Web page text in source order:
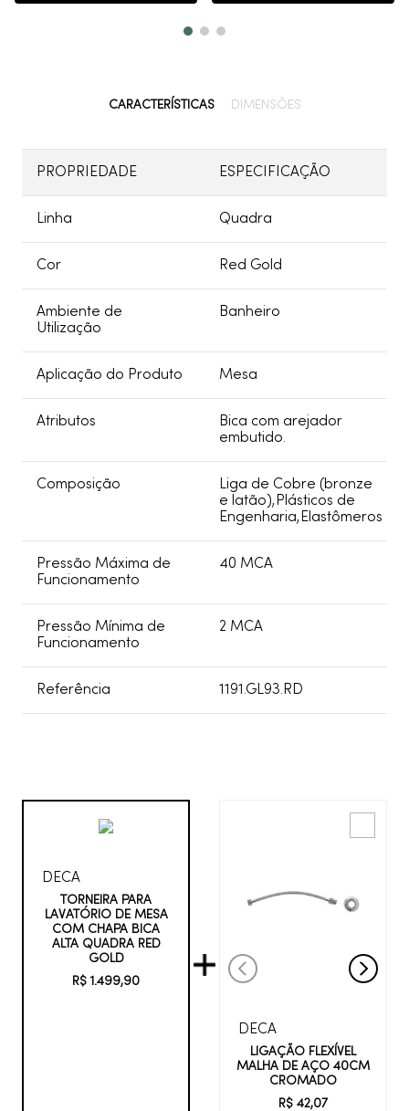
CARACTERÍSTICAS DIMENSÕES
PROPRIEDADE ESPECIFICAÇÃO
Linha Quadra
Cor Red Gold
Ambiente de
Utilização
Banheiro
Aplicação do Produto Mesa
Atributos
Bica com arejador
embutido.
Composição
Liga de Cobre (bronze
e latão),Plásticos de
Engenharia,Elastômeros
Pressão Máxima de
Funcionamento
40 MCA
Pressão Mínima de
Funcionamento
2 MCA
Referência 1191.GL93.RD
DECA
TORNEIRA PARA
LAVATÓRIO DE MESA
COM CHAPA BICA
ALTA QUADRA RED
GOLD
R$ 1 .499,90
DECA
LIGAÇÃO FLEXÍVEL
MALHA DE AÇO 40CM
CROMADO
R$ 42,07